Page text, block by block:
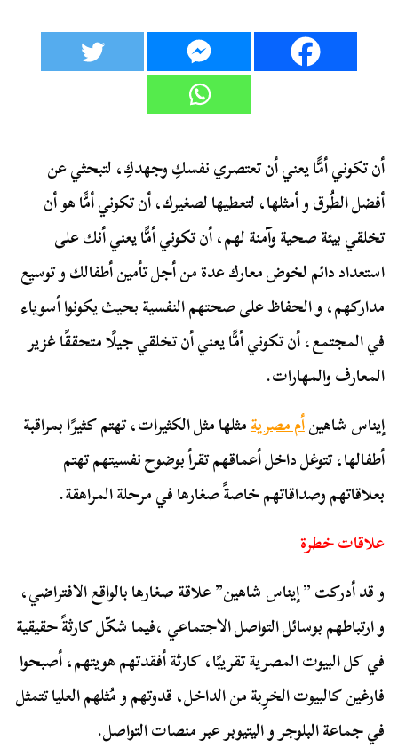
أن تكوني أمًّا يعني أن تعتصري نفسكِ وجهدكِ، لتبحثي عن
أفضل الطُرق و أمثلها، لتعطيها لصغيرك، أن تكوني أمًّا هو أن
تخلقي بيئة صحية وآمنة لهم، أن تكوني أمًّا يعني أنك على
استعداد دائم لخوض معارك عدة من أجل تأمين أطفالك و توسيع
مداركهم، و الحفاظ على صحتهم النفسية بحيث يكونوا أسوياء
في المجتمع، أن تكوني أمًّا يعني أن تخلقي جيلًا متحققًا غزير
المعارف والمهارات.
إيناس شاهينأم مصريةمثلها مثل الكثيرات، تهتم كثيرًا بمراقبة
أطفالها، تتوغل داخل أعماقهم تقرأ بوضوح نفسيتهم تهتم
بعلاقاتهم وصداقاتهم خاصةً صغارها في مرحلة المراهقة.
علاقات خطرة
و قد أدركت ” إيناس شاهين” علاقة صغارها بالواقع الافتراضي،
و ارتباطهم بوسائل التواصل الاجتماعي ،فيما شكّل كارثةً حقيقية
في كل البيوت المصرية تقريبًا، كارثة أفقدتهم هويتهم، أصبحوا
فارغين كالبيوت الخرِبة من الداخل، قدوتهم و مُثلهم العليا تتمثل
في جماعة البلوجر و اليتيوبر عبر منصات التواصل.